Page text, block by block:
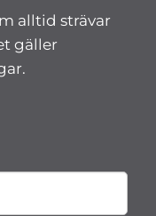
alltid strävar
gäller